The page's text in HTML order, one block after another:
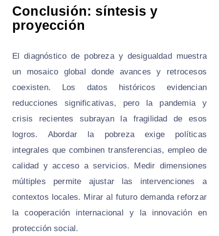
Conclusión: síntesis y
proyección
El diagnóstico de pobreza y desigualdad muestra
un mosaico global donde avances y retrocesos
coexisten. Los datos históricos evidencian
reducciones significativas, pero la pandemia y
crisis recientes subrayan la fragilidad de esos
logros. Abordar la pobreza exige políticas
integrales que combinen transferencias, empleo de
calidad y acceso a servicios. Medir dimensiones
múltiples permite ajustar las intervenciones a
contextos locales. Mirar al futuro demanda reforzar
la cooperación internacional y la innovación en
protección social.